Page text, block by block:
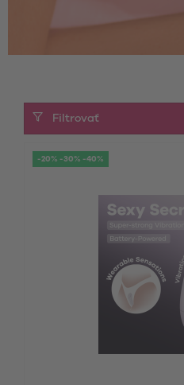
Filtrovať
-20% -30% -40%